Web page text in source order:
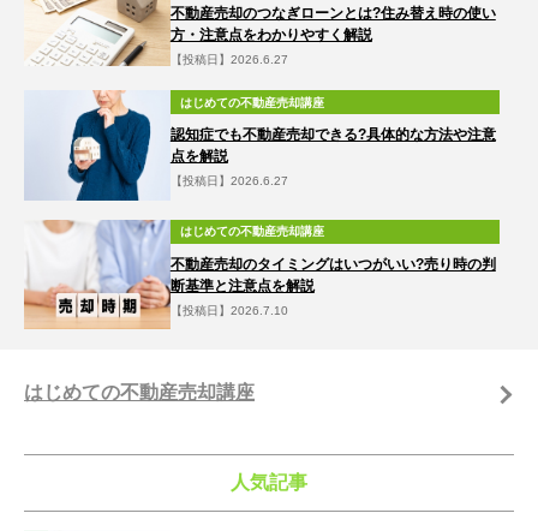
不動産売却のつなぎローンとは?住み替え時の使い
方・注意点をわかりやすく解説
【投稿日】2026.6.27
はじめての不動産売却講座
認知症でも不動産売却できる?具体的な方法や注意
点を解説
【投稿日】2026.6.27
はじめての不動産売却講座
不動産売却のタイミングはいつがいい?売り時の判
断基準と注意点を解説
【投稿日】2026.7.10
はじめての不動産売却講座
人気記事